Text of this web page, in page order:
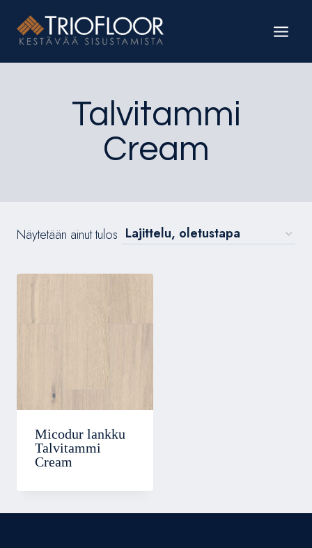
sisältöön
Talvitammi
Cream
Näytetään ainut tulos
Micodur lankku
Talvitammi
Cream